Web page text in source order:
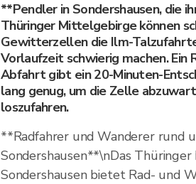
**Pendler in Sondershausen, die
Thüringer Mittelgebirge können
Gewitterzellen die Ilm-
Vorlaufzeit schwierig machen. Ein
Abfahrt gibt ein 20-Minuten-
lang genug, um die Zelle
loszufahren.
**Radfahrer und Wanderer rund
Sondershausen**\nDas
Sondershausen bietet Rad- und